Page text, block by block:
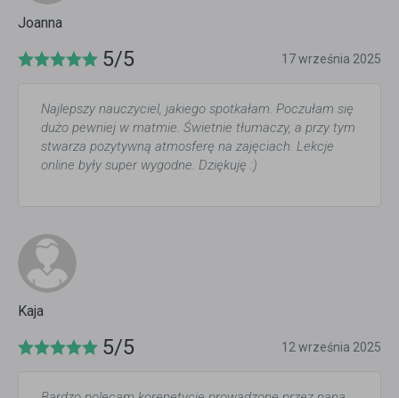
Joanna
5/5 17 września 2025
Najlepszy nauczyciel, jakiego spotkałam. Poczułam się
dużo pewniej w matmie. Świetnie tłumaczy, a przy tym
stwarza pozytywną atmosferę na zajęciach. Lekcje
online były super wygodne. Dziękuję :)
Kaja
5/5 12 września 2025